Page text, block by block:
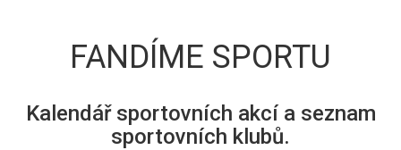
FANDÍME SPORTU
Kalendář sportovních akcí a seznam
sportovních klubů.